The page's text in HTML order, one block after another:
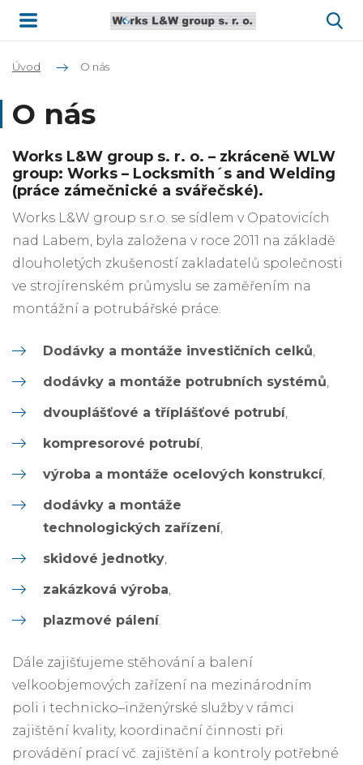
Úvod O nás
O nás
Works L&W group s. r. o. – zkráceně WLW
group: Works – Locksmith´s and Welding
(práce zámečnické a svářečské).
Works L&W group s.r.o. se sídlem v Opatovicích
nad Labem, byla založena v roce 2011 na základě
dlouholetých zkušeností zakladatelů společnosti
ve strojírenském průmyslu se zaměřením na
montážní a potrubářské práce.
Dodávky a montáže investičních celků,
dodávky a montáže potrubních systémů,
dvouplášťové a tříplášťové potrubí,
kompresorové potrubí,
výroba a montáže ocelových konstrukcí,
dodávky a montáže
technologických zařízení,
skidové jednotky,
zakázková výroba,
plazmové pálení.
Dále zajišťujeme stěhování a balení
velkoobjemových zařízení na mezinárodním
poli i technicko–inženýrské služby v rámci
zajištění kvality, koordinační činnosti při
provádění prací vč. zajištění a kontroly potřebné